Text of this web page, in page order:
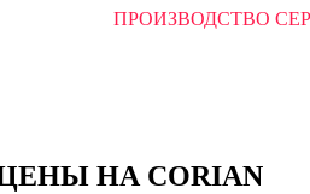
ПРОИЗВОДСТВО
НА CORIAN